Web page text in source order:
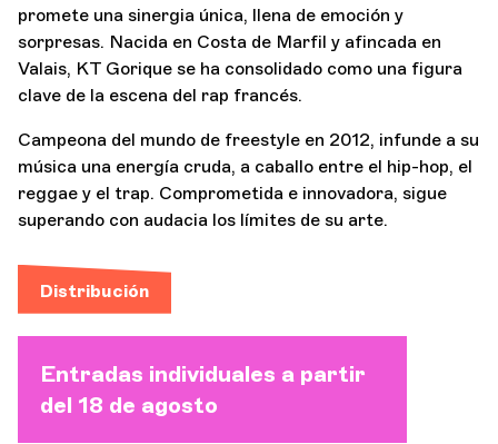
promete una sinergia única, llena de emoción y
sorpresas. Nacida en Costa de Marfil y afincada en
Valais, KT Gorique se ha consolidado como una figura
clave de la escena del rap francés.
Campeona del mundo de freestyle en 2012, infunde a su
música una energía cruda, a caballo entre el hip-hop, el
reggae y el trap. Comprometida e innovadora, sigue
superando con audacia los límites de su arte.
Distribución
Entradas individuales a partir
del 18 de agosto